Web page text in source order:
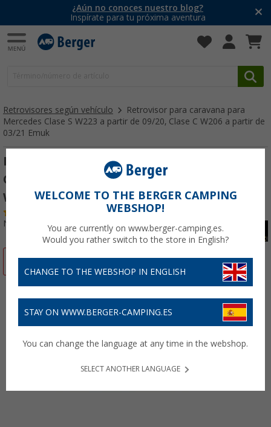
¿Aún no conoces nuestro blog?
Inspírate para tu próxima aventura
Retrovisores según vehículo
Retrovisor para caravana para
Mercedes Clase S W223 a partir de 09/20, Clase C W206 a partir de
03/21 Emuk
Retrovisor para caravana para Mercedes
Clase S W223 a partir de 09/20, Clase C
W206 a partir de 03/21 Emuk
Nº de artículo 364350
-9%
WELCOME TO THE BERGER CAMPING
WEBSHOP!
You are currently on www.berger-camping.es.
Would you rather switch to the store in English?
CHANGE TO THE WEBSHOP IN ENGLISH
STAY ON WWW.BERGER-CAMPING.ES
You can change the language at any time in the webshop.
SELECT ANOTHER LANGUAGE